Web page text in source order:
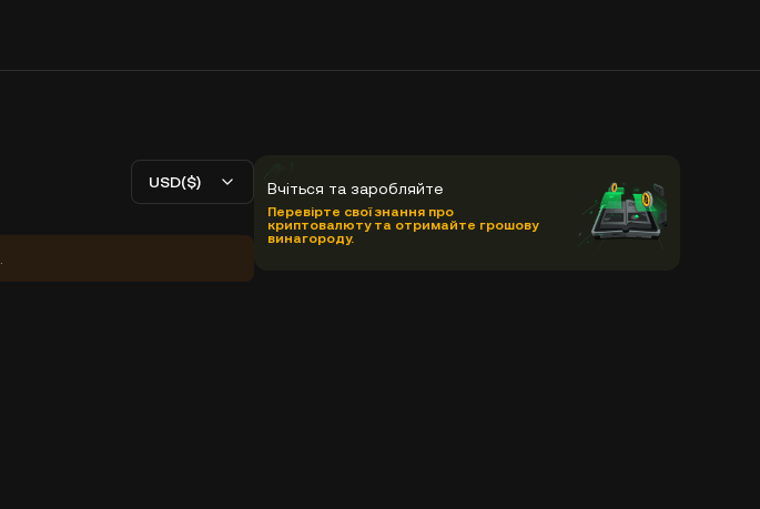
USD($) Вчіться та заробляйте
Перевірте свої знання про
криптовалюту та отримайте грошову
винагороду.